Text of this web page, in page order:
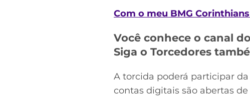
Com o meu BMG
Você conhece o canal
Siga o Torcedores
A torcida poderá participar
contas digitais são abertas